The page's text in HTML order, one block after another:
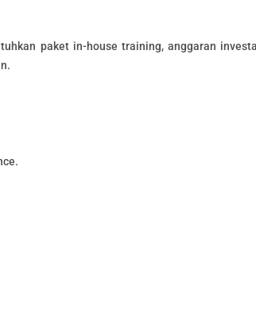
paket in-house training, anggaran